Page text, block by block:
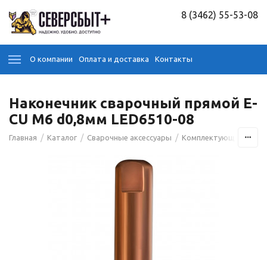
8 (3462) 55-53-08
О компании Оплата и доставка Контакты
Наконечник сварочный прямой E-
CU М6 d0,8мм LED6510-08
Главная / Каталог / Сварочные аксессуары / Комплектующие для